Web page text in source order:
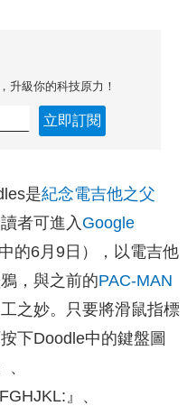
升級你的科技原力！
立即訂閱
是紀念電吉他之父
讀者可進入 Google
的6月9日）
，以電吉他
，與之前的PAC-MAN
之妙。只要將滑鼠指標
下Doodle中的鍵盤圖
』、